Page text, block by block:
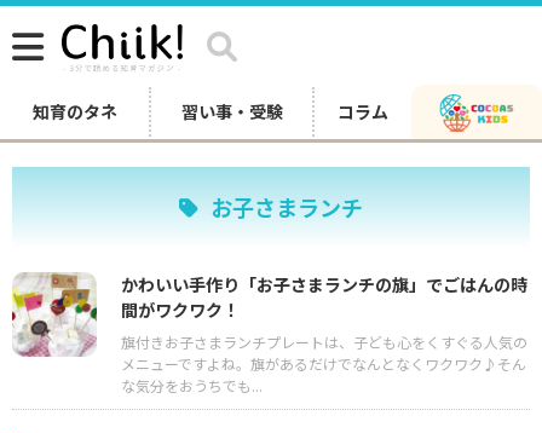
知育のタネ 習い事・受験 コラム
お子さまランチ
かわいい手作り「お子さまランチの旗」でごはんの時
間がワクワク！
旗付きお子さまランチプレートは、子ども心をくすぐる人気の
メニューですよね。旗があるだけでなんとなくワクワク♪そん
な気分をおうちでも...